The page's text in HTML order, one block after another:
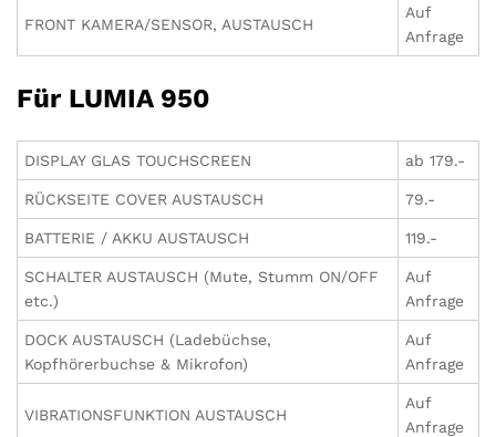
FRONT KAMERA/SENSOR, AUSTAUSCH
Auf
Anfrage
Für LUMIA 950
DISPLAY GLAS TOUCHSCREEN ab 179.-
RÜCKSEITE COVER AUSTAUSCH 79.-
BATTERIE / AKKU AUSTAUSCH 119.-
SCHALTER AUSTAUSCH (Mute, Stumm ON/OFF
etc.)
Auf
Anfrage
DOCK AUSTAUSCH (Ladebüchse,
Kopfhörerbuchse & Mikrofon)
Auf
Anfrage
VIBRATIONSFUNKTION AUSTAUSCH
Auf
Anfrage